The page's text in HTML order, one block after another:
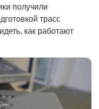
получили
трасс
как работают